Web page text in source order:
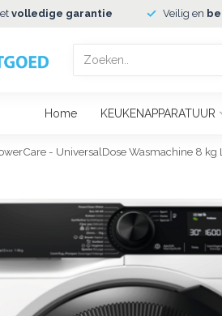
volledige garantie Veilig en
Home KEUKENAPPARATUUR
- UniversalDose Wasmachine 8